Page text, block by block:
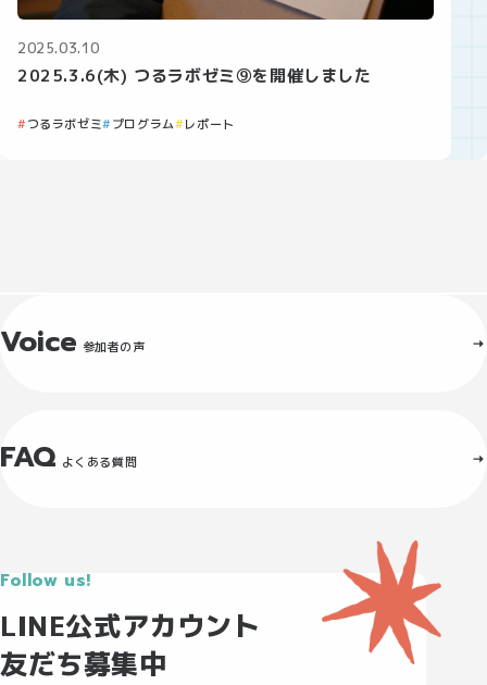
2025.03.10
2025.3.6(木) つるラボゼミ⑨を開催しました
つるラボゼミ プログラム レポート
Voice 参加者の声
FAQ よくある質問
Follow us!
LINE公式アカウント
友だち募集中